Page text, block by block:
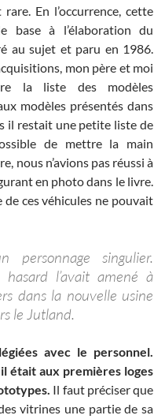
En l’occurrence, cette
base à l’élaboration du
au sujet et paru en 1986.
mon père et moi
la liste des modèles
modèles présentés dans
il restait une petite liste de
de mettre la main
nous n’avions pas réussi à
en photo dans le livre.
ces véhicules ne pouvait
singulier.
l’avait amené à
dans la nouvelle usine
le Jutland.
avec le personnel.
était aux premières loges
Il faut préciser que
vitrines une partie de sa